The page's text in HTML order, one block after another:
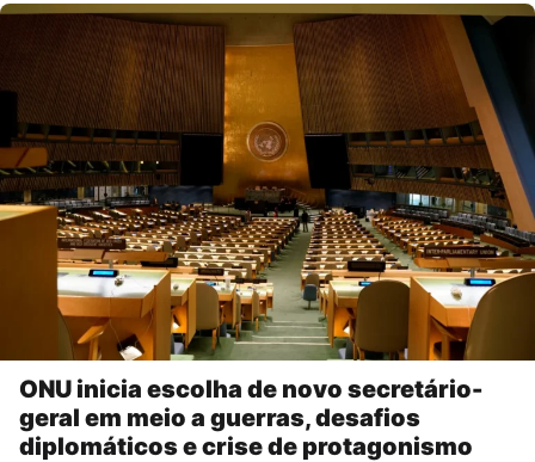
ONU inicia escolha de novo secretário-
geral em meio a guerras, desafios
diplomáticos e crise de protagonismo